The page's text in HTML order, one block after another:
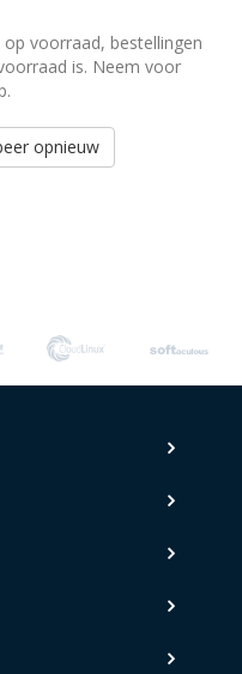
voorraad, bestellingen
is. Neem voor
opnieuw